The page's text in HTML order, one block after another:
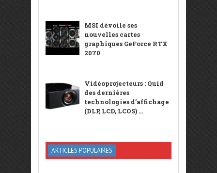
MSI dévoile ses
nouvelles cartes
graphiques GeForce RTX
2070
Vidéoprojecteurs : Quid
des dernières
technologies d’affichage
(DLP, LCD, LCOS) ...
ARTICLES POPULAIRES